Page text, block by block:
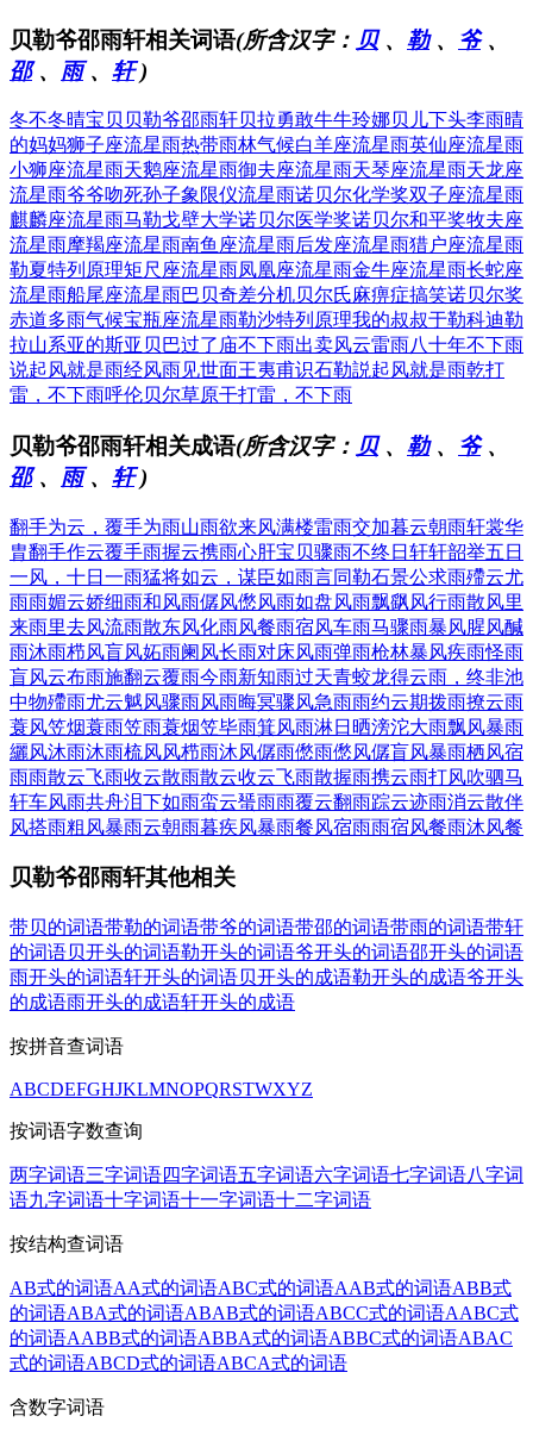
贝勒爷邵雨轩相关词语(所含汉字： 贝、 勒、 爷、
邵、 雨、 轩)
冬不冬晴宝贝 贝勒爷邵雨轩贝拉勇敢牛牛玲娜贝儿下头李雨晴
的妈妈狮子座流星雨热带雨林气候白羊座流星雨英仙座流星雨
小狮座流星雨天鹅座流星雨御夫座流星雨天琴座流星雨天龙座
流星雨爷爷吻死孙子象限仪流星雨诺贝尔化学奖双子座流星雨
麒麟座流星雨马勒戈壁大学诺贝尔医学奖诺贝尔和平奖牧夫座
流星雨摩羯座流星雨南鱼座流星雨后发座流星雨猎户座流星雨
勒夏特列原理矩尺座流星雨凤凰座流星雨金牛座流星雨长蛇座
流星雨船尾座流星雨巴贝奇差分机贝尔氏麻痹症搞笑诺贝尔奖
赤道多雨气候宝瓶座流星雨勒沙特列原理我的叔叔于勒科迪勒
拉山系亚的斯亚贝巴过了庙不下雨出卖风云雷雨八十年不下雨
说起风就是雨经风雨见世面王夷甫识石勒説起风就是雨乾打
雷，不下雨呼伦贝尔草原干打雷，不下雨
贝勒爷邵雨轩相关成语(所含汉字： 贝、 勒、 爷、
邵、 雨、 轩)
翻手为云，覆手为雨山雨欲来风满楼雷雨交加暮云朝雨轩裳华
胄翻手作云覆手雨握云携雨心肝宝贝骤雨不终日 轩轩韶举五日
一风，十日一雨猛将如云，谋臣如雨言同勒石景公求雨殢云尤
雨雨媚云娇细雨和风雨僝风僽风雨如盘风雨飘飖风行雨散风里
来雨里去风流雨散东风化雨风餐雨宿风车雨马骤雨暴风腥风醎
雨沐雨栉风盲风妬雨阑风长雨对床风雨弹雨枪林暴风疾雨怪雨
盲风云布雨施翻云覆雨今雨新知雨过天青蛟龙得云雨，终非池
中物殢雨尤云魆风骤雨风雨晦冥骤风急雨雨约云期拨雨撩云雨
蓑风笠烟蓑雨笠雨蓑烟笠毕雨箕风雨淋日晒滂沱大雨飘风暴雨
纚风沐雨沐雨梳风风栉雨沐风僝雨僽雨僽风僝盲风暴雨栖风宿
雨雨散云飞雨收云散雨散云收云飞雨散握雨携云雨打风吹驷马
轩车风雨共舟泪下如雨蛮云蜑雨雨覆云翻雨踪云迹雨消云散伴
风搭雨粗风暴雨云朝雨暮疾风暴雨餐风宿雨雨宿风餐雨沐风餐
贝勒爷邵雨轩其他相关
带贝的词语带勒的词语带爷的词语带邵的词语带雨的词语带轩
的词语贝开头的词语勒开头的词语爷开头的词语邵开头的词语
雨开头的词语轩开头的词语贝开头的成语勒开头的成语爷开头
的成语雨开头的成语轩开头的成语
按拼音查词语
ABCDEFGHJKLMNOPQRSTWXYZ
按词语字数查询
两字词语三字词语四字词语五字词语六字词语七字词语八字词
语九字词语十字词语十一字词语十二字词语
按结构查词语
AB式的词语AA式的词语ABC式的词语AAB式的词语ABB式
的词语ABA式的词语ABAB式的词语ABCC式的词语AABC式
的词语AABB式的词语ABBA式的词语ABBC式的词语ABAC
式的词语ABCD式的词语ABCA式的词语
含数字词语